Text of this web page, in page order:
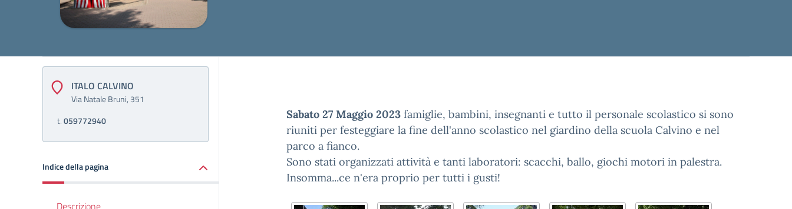
ITALO CALVINO
Via Natale Bruni, 351
t.059772940
Indice della pagina
Descrizione
Sabato 27 Maggio 2023 famiglie, bambini, insegnanti e tutto il personale scolastico si sono
riuniti per festeggiare la fine dell'anno scolastico nel giardino della scuola Calvino e nel
parco a fianco.
Sono stati organizzati attività e tanti laboratori: scacchi, ballo, giochi motori in palestra.
Insomma...ce n'era proprio per tutti i gusti!